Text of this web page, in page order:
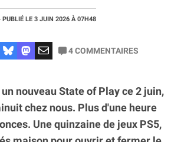
PUBLIÉ LE 3 JUIN 2026 À 07H48
4COMMENTAIRES
nouveau State of Play ce 2 juin,
chez nous. Plus d'une heure
Une quinzaine de jeux PS5,